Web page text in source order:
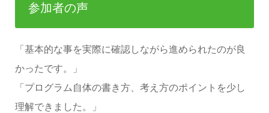
参加者の声
「基本的な事を実際に確認しながら進められたのが良
かったです。」
「プログラム自体の書き方、考え方のポイントを少し
理解できました。」